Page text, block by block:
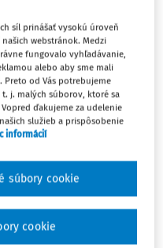
síl prinášať vysokú úroveň
webstránok. Medzi
fungovalo vyhľadávanie,
alebo aby sme mali
od Vás potrebujeme
j. malých súborov, ktoré sa
ďakujeme za udelenie
služieb a prispôsobenie
informácií
súbory cookie
cookie